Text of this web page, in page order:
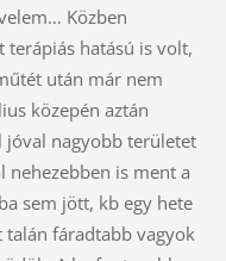
Közben
hatású is volt,
után már nem
közepén aztán
jóval nagyobb területet
nehezebben is ment a
sem jött, kb egy hete
fáradtabb vagyok